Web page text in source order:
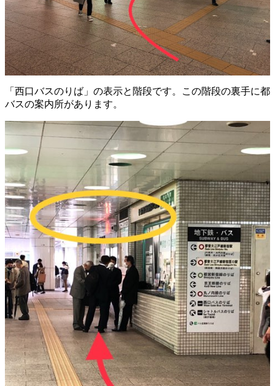
「西口バスのりば」の表示と階段です。この階段の裏手に都
バスの案内所があります。